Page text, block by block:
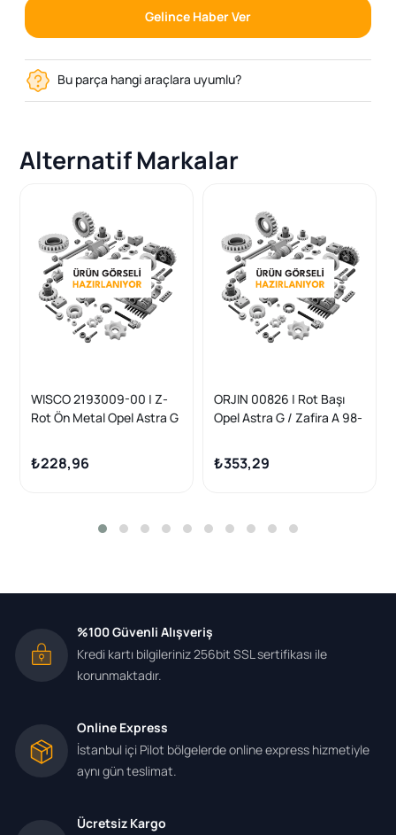
Gelince Haber Ver
Bu parça hangi araçlara uyumlu?
Alternatif Markalar
WISCO 2193009-00 | Z-
Rot Ön Metal Opel Astra G
₺228,96
ORJIN 00826 | Rot Başı
Opel Astra G / Zafira A 98-
₺353,29
%100 Güvenli Alışveriş
Kredi kartı bilgileriniz 256bit SSL sertifikası ile
korunmaktadır.
Online Express
İstanbul içi Pilot bölgelerde online express hizmetiyle
aynı gün teslimat.
Ücretsiz Kargo